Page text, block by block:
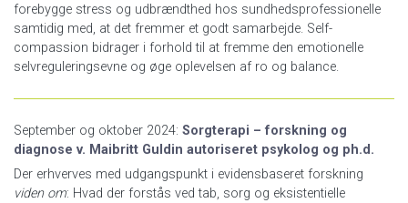
forebygge stress og udbrændthed hos sundhedsprofessionelle
samtidig med, at det fremmer et godt samarbejde. Self-
compassion bidrager i forhold til at fremme den emotionelle
selvreguleringsevne og øge oplevelsen af ro og balance.
September og oktober 2024: Sorgterapi – forskning og
diagnose v. Maibritt Guldin autoriseret psykolog og ph.d.
Der erhverves med udgangspunkt i evidensbaseret forskning
viden om: Hvad der forstås ved tab, sorg og eksistentielle